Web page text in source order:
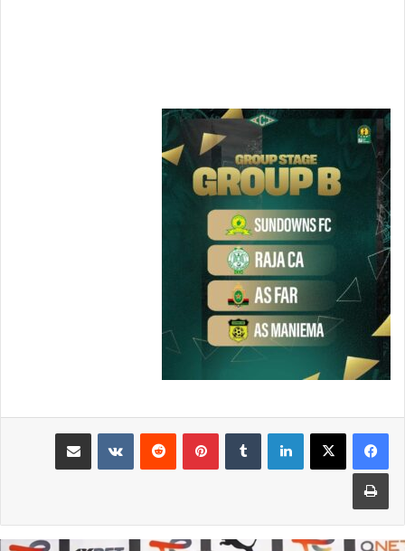
لينكدإن بينتيريست
مشاركة عبر البريد
طباعة